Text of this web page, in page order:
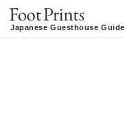
Japanese Guesthouse Guide